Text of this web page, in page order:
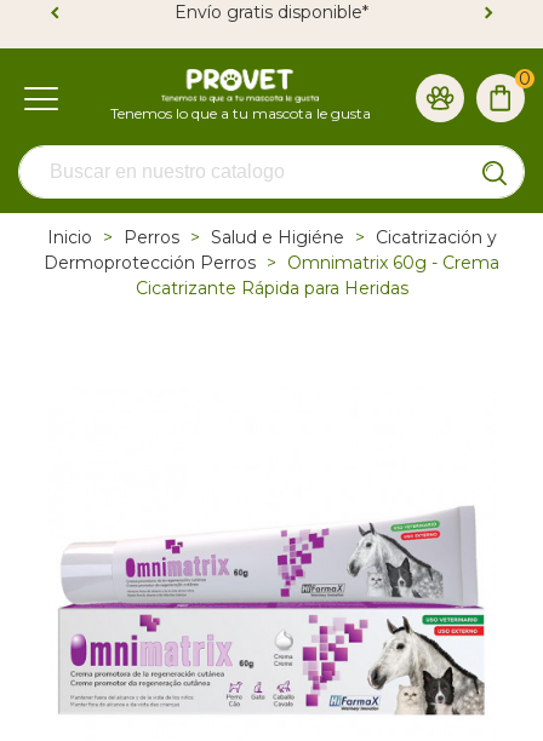
Envío gratis disponible*
0
Inicio > Perros > Salud e Higiéne >
Cicatrización y
Dermoprotección Perros >
Omnimatrix 60g - Crema
Cicatrizante Rápida para Heridas